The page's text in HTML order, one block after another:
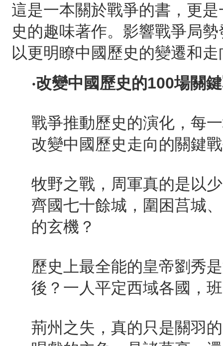
這是一本關於戰爭的書，更
史的趣味著作。影響戰爭局
以更明瞭中國歷史的變遷和走
‧改變中國歷史的100場關
戰爭推動歷史的演化，每
改變中國歷史走向的關鍵
牧野之戰，周軍真的是以
齊國七十餘城，圍困莒城
的玄機？
歷史上最全能的皇帝劉秀
後？一人平定西域各國，
荊州之失，真的只是關羽